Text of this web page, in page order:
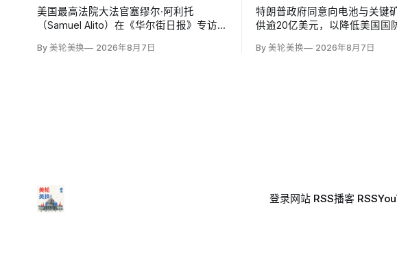
美国最高法院大法官塞缪尔·阿利托
（Samuel Alito）在《华尔街日报》专访
定保守派要求他趁共和党掌控参议院时退
By 美轮美换 2026年8月7日
特朗普政府同意向电池与关键
供逾20亿美元，以降低美国国
司Sila Nanotechnologies提供
By 美轮美换 2026年8月7日
登录网站 RSS播客 RSS